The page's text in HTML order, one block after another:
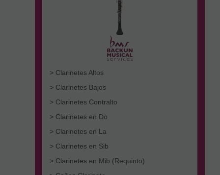
> Clarinetes Altos
> Clarinetes Bajos
> Clarinetes Contralto
> Clarinetes en Do
> Clarinetes en La
> Clarinetes en Sib
> Clarinetes en Mib (Requinto)